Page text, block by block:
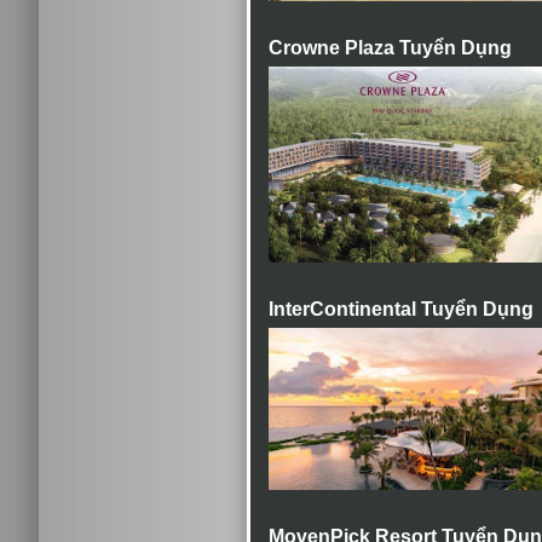
Crowne Plaza Tuyển Dụng
InterContinental Tuyển Dụng
MovenPick Resort Tuyển